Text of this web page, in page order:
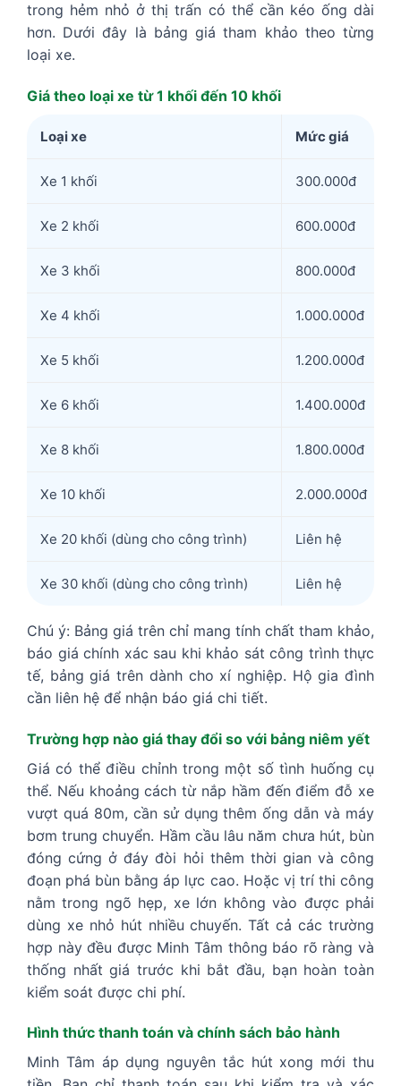
trong hẻm nhỏ ở thị trấn có thể cần kéo ống dài
hơn. Dưới đây là bảng giá tham khảo theo từng
loại xe.
Giá theo loại xe từ 1 khối đến 10 khối
Loại xe Mức giá
Xe 1 khối 300.000đ
Xe 2 khối 600.000đ
Xe 3 khối 800.000đ
Xe 4 khối 1.000.000đ
Xe 5 khối 1.200.000đ
Xe 6 khối 1.400.000đ
Xe 8 khối 1.800.000đ
Xe 10 khối 2.000.000đ
Xe 20 khối (dùng cho công trình) Liên hệ
Xe 30 khối (dùng cho công trình) Liên hệ
Chú ý: Bảng giá trên chỉ mang tính chất tham khảo,
báo giá chính xác sau khi khảo sát công trình thực
tế, bảng giá trên dành cho xí nghiệp. Hộ gia đình
cần liên hệ để nhận báo giá chi tiết.
Trường hợp nào giá thay đổi so với bảng niêm yết
Giá có thể điều chỉnh trong một số tình huống cụ
thể. Nếu khoảng cách từ nắp hầm đến điểm đỗ xe
vượt quá 80m, cần sử dụng thêm ống dẫn và máy
bơm trung chuyển. Hầm cầu lâu năm chưa hút, bùn
đóng cứng ở đáy đòi hỏi thêm thời gian và công
đoạn phá bùn bằng áp lực cao. Hoặc vị trí thi công
nằm trong ngõ hẹp, xe lớn không vào được phải
dùng xe nhỏ hút nhiều chuyến. Tất cả các trường
hợp này đều được Minh Tâm thông báo rõ ràng và
thống nhất giá trước khi bắt đầu, bạn hoàn toàn
kiểm soát được chi phí.
Hình thức thanh toán và chính sách bảo hành
Minh Tâm áp dụng nguyên tắc hút xong mới thu